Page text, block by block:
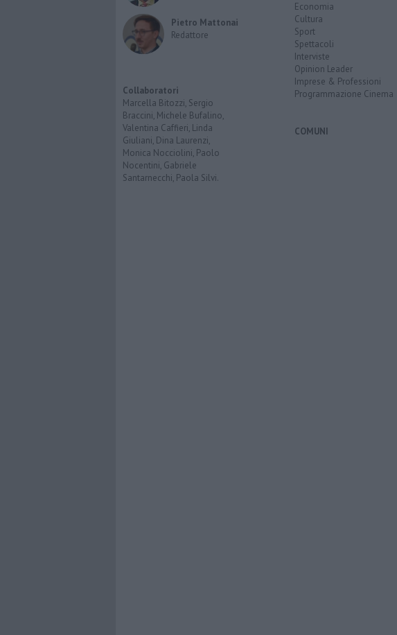
Pietro Mattonai
Redattore
Collaboratori
Marcella Bitozzi, Sergio
Braccini, Michele Bufalino,
Valentina Caffieri, Linda
Giuliani, Dina Laurenzi,
Monica Nocciolini, Paolo
Nocentini, Gabriele
Santarnecchi, Paola Silvi.
Economia
Cultura
Sport
Spettacoli
Interviste
Opinion Leader
Imprese & Professioni
Programmazione Cinema
COMUNI